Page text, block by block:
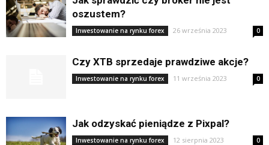
oszustem?
Inwestowanie na rynku forex 26 września 2023 0
Czy XTB sprzedaje prawdziwe akcje?
Inwestowanie na rynku forex 11 września 2023 0
Jak odzyskać pieniądze z Pixpal?
Inwestowanie na rynku forex 12 sierpnia 2023 0